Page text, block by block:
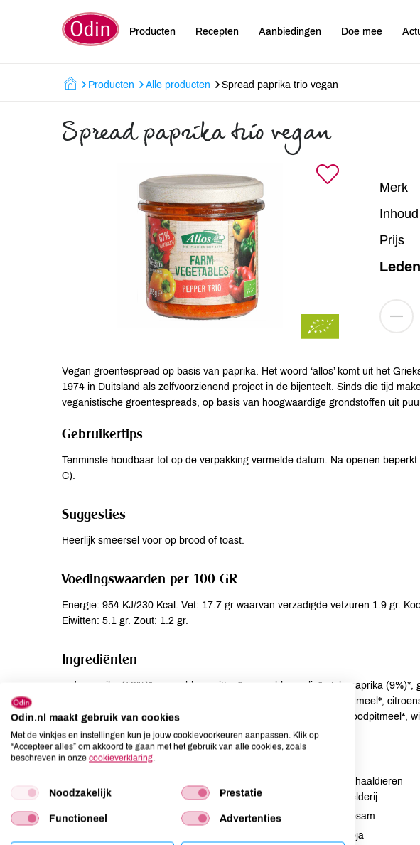
Producten Recepten Aanbiedingen Doe mee
Producten Alle producten Spread paprika trio vegan
Spread paprika trio vegan
Merk
Inhoud
Prijs
Vegan groentespread op basis van paprika. Het woord ‘allos’ komt uit het
1974 in Duitsland als zelfvoorzienend project in de bijenteelt. Sinds die tijd
veganistische groentespreads, op basis van hoogwaardige grondstoffen uit
Gebruikertips
Tenminste houdbaar tot op de verpakking vermelde datum. Na openen
C).
Suggesties
Heerlijk smeersel voor op brood of toast.
Voedingswaarden per 100 GR
Energie: 954 KJ/230 Kcal. Vet: 17.7 gr waarvan verzadigde vetzuren 1.9 gr.
Eiwitten: 5.1 gr. Zout: 1.2 gr.
Ingrediënten
rode paprika (49%)*, zonnebloempitten*, zonnebloemolie*, gele paprika
tomatenpuree* (3%), zongedroogde tomaten* (2%), aardappelzetmeel*,
knoflookpoeder*, paprikapoeder*, verdikkingsmiddel: johannesbroodpitmeel*,
Allergenen
niet aanwezig
Gluten
niet aanwezig
Lactose
niet aanwezig
Schaaldieren
Selderij
Sesam
Soja
Odin.nl maakt gebruik van cookies
Met de vinkjes en instellingen kun je jouw cookievoorkeuren aanpassen. Klik op
“Accepteer alles” om akkoord te gaan met het gebruik van alle cookies, zoals
beschreven in onze cookieverklaring.
Noodzakelijk Prestatie
Functioneel Advertenties